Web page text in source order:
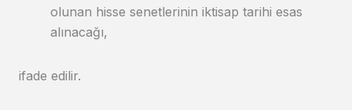
olunan hisse senetlerinin iktisap tarihi esas
alınacağı,
ifade edilir.